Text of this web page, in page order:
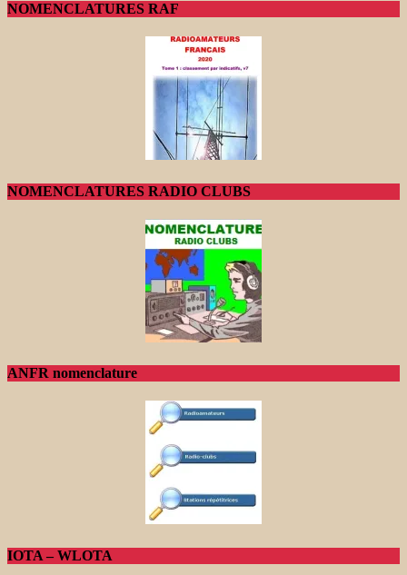
NOMENCLATURES RAF
NOMENCLATURES RADIO CLUBS
ANFR nomenclature
IOTA – WLOTA